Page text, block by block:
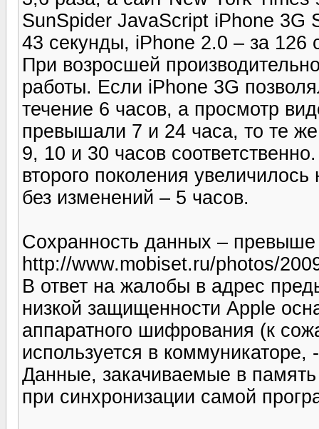
SunSpider JavaScript iPhone 3G
43 секунды, iPhone 2.0 – за 126
При возросшей
работы. Если iPhone 3G
течение 6 часов, а просмотр
превышали 7 и 24 часа, то те
9, 10 и 30 часов
второго поколения
без изменений – 5 часов.
Сохранность данных – превыше
http://www.mobiset.ru/photos/
В ответ на жалобы в адрес
низкой защищенности Apple
аппаратного шифрования (к
используется в коммуникаторе,
Данные, закачиваемые в
при синхронизации самой